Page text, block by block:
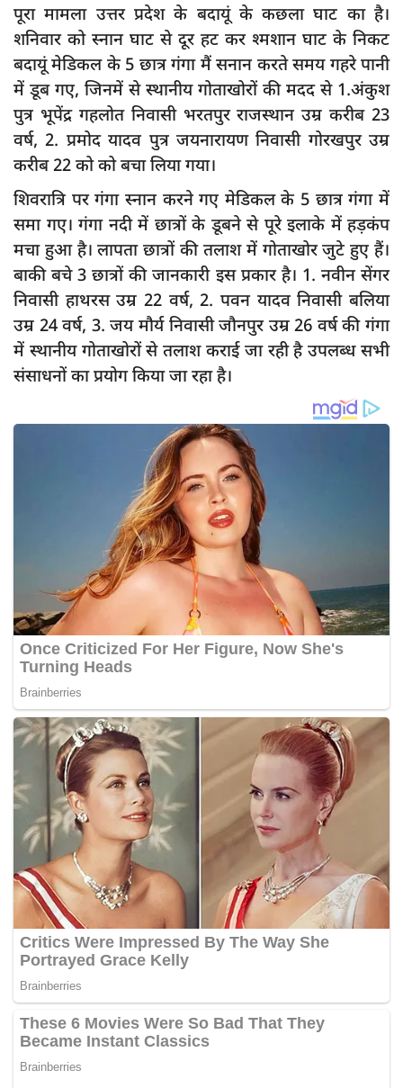
other
Login
Register
English
पूरा मामला उत्तर प्रदेश के बदायूं के कछला घाट का है।
शनिवार को स्नान घाट से दूर हट कर श्मशान घाट के निकट
बदायूं मेडिकल के 5 छात्र गंगा मैं सनान करते समय गहरे पानी
में डूब गए, जिनमें से स्थानीय गोताखोरों की मदद से 1.अंकुश
पुत्र भूपेंद्र गहलोत निवासी भरतपुर राजस्थान उम्र करीब 23
वर्ष, 2. प्रमोद यादव पुत्र जयनारायण निवासी गोरखपुर उम्र
करीब 22 को को बचा लिया गया।
शिवरात्रि पर गंगा स्नान करने गए मेडिकल के 5 छात्र गंगा में
समा गए। गंगा नदी में छात्रों के डूबने से पूरे इलाके में हड़कंप
मचा हुआ है। लापता छात्रों की तलाश में गोताखोर जुटे हुए हैं।
बाकी बचे 3 छात्रों की जानकारी इस प्रकार है। 1. नवीन सेंगर
निवासी हाथरस उम्र 22 वर्ष, 2. पवन यादव निवासी बलिया
उम्र 24 वर्ष, 3. जय मौर्य निवासी जौनपुर उम्र 26 वर्ष की गंगा
में स्थानीय गोताखोरों से तलाश कराई जा रही है उपलब्ध सभी
संसाधनों का प्रयोग किया जा रहा है।